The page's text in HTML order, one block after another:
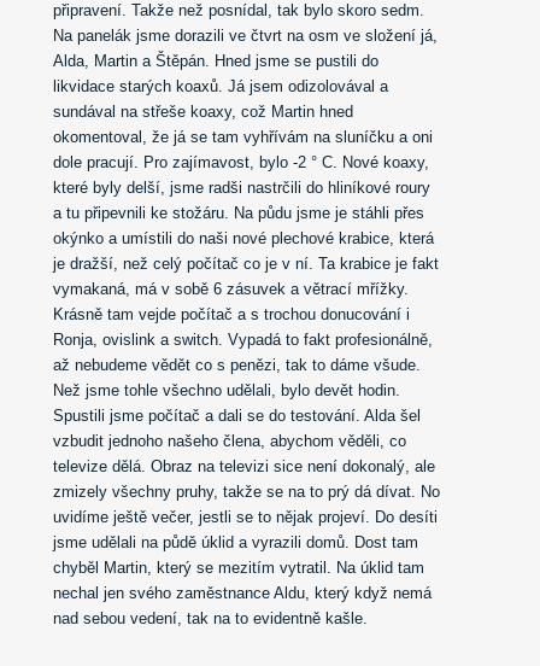
připravení. Takže než posnídal, tak bylo skoro sedm.
Na panelák jsme dorazili ve čtvrt na osm ve složení já,
Alda, Martin a Štěpán. Hned jsme se pustili do
likvidace starých koaxů. Já jsem odizolovával a
sundával na střeše koaxy, což Martin hned
okomentoval, že já se tam vyhřívám na sluníčku a oni
dole pracují. Pro zajímavost, bylo -2 ° C. Nové koaxy,
které byly delší, jsme radši nastrčili do hliníkové roury
a tu připevnili ke stožáru. Na půdu jsme je stáhli přes
okýnko a umístili do naši nové plechové krabice, která
je dražší, než celý počítač co je v ní. Ta krabice je fakt
vymakaná, má v sobě 6 zásuvek a větrací mřížky.
Krásně tam vejde počítač a s trochou donucování i
Ronja, ovislink a switch. Vypadá to fakt profesionálně,
až nebudeme vědět co s penězi, tak to dáme všude.
Než jsme tohle všechno udělali, bylo devět hodin.
Spustili jsme počítač a dali se do testování. Alda šel
vzbudit jednoho našeho člena, abychom věděli, co
televize dělá. Obraz na televizi sice není dokonalý, ale
zmizely všechny pruhy, takže se na to prý dá dívat. No
uvidíme ještě večer, jestli se to nějak projeví. Do desíti
jsme udělali na půdě úklid a vyrazili domů. Dost tam
chyběl Martin, který se mezitím vytratil. Na úklid tam
nechal jen svého zaměstnance Aldu, který když nemá
nad sebou vedení, tak na to evidentně kašle.